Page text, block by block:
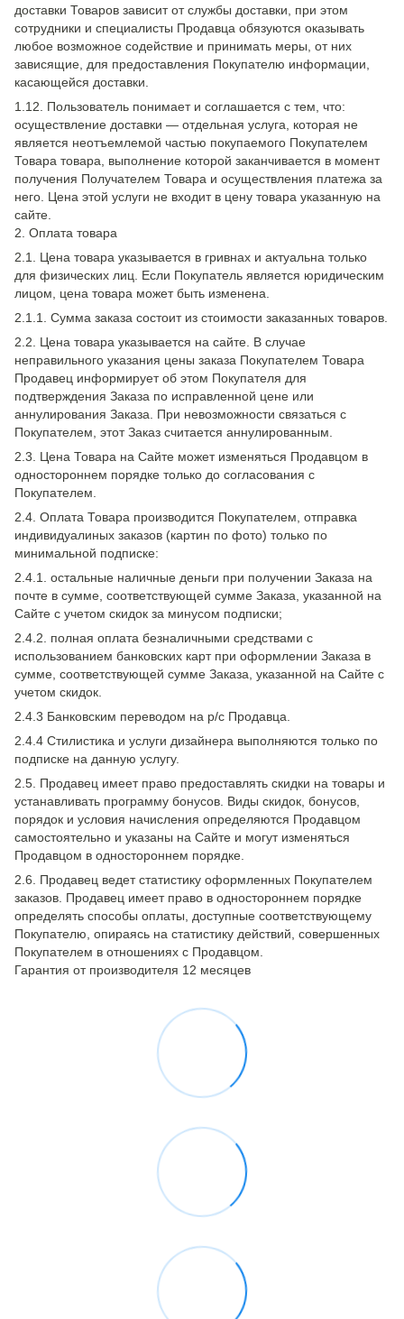
доставки Товаров зависит от службы доставки, при этом
сотрудники и специалисты Продавца обязуются оказывать
любое возможное содействие и принимать меры, от них
зависящие, для предоставления Покупателю информации,
касающейся доставки.
1.12. Пользователь понимает и соглашается с тем, что:
осуществление доставки — отдельная услуга, которая не
является неотъемлемой частью покупаемого Покупателем
Товара товара, выполнение которой заканчивается в момент
получения Получателем Товара и осуществления платежа за
него. Цена этой услуги не входит в цену товара указанную на
сайте.
2. Оплата товара
2.1. Цена товара указывается в гривнах и актуальна только
для физических лиц. Если Покупатель является юридическим
лицом, цена товара может быть изменена.
2.1.1. Сумма заказа состоит из стоимости заказанных товаров.
2.2. Цена товара указывается на сайте. В случае
неправильного указания цены заказа Покупателем Товара
Продавец информирует об этом Покупателя для
подтверждения Заказа по исправленной цене или
аннулирования Заказа. При невозможности связаться с
Покупателем, этот Заказ считается аннулированным.
2.3. Цена Товара на Сайте может изменяться Продавцом в
одностороннем порядке только до согласования с
Покупателем.
2.4. Оплата Товара производится Покупателем, отправка
индивидуалиных заказов (картин по фото) только по
минимальной подписке:
2.4.1. остальные наличные деньги при получении Заказа на
почте в сумме, соответствующей сумме Заказа, указанной на
Сайте с учетом скидок за минусом подписки;
2.4.2. полная оплата безналичными средствами с
использованием банковских карт при оформлении Заказа в
сумме, соответствующей сумме Заказа, указанной на Сайте с
учетом скидок.
2.4.3 Банковским переводом на р/с Продавца.
2.4.4 Стилистика и услуги дизайнера выполняются только по
подписке на данную услугу.
2.5. Продавец имеет право предоставлять скидки на товары и
устанавливать программу бонусов. Виды скидок, бонусов,
порядок и условия начисления определяются Продавцом
самостоятельно и указаны на Сайте и могут изменяться
Продавцом в одностороннем порядке.
2.6. Продавец ведет статистику оформленных Покупателем
заказов. Продавец имеет право в одностороннем порядке
определять способы оплаты, доступные соответствующему
Покупателю, опираясь на статистику действий, совершенных
Покупателем в отношениях с Продавцом.
Гарантия от производителя 12 месяцев